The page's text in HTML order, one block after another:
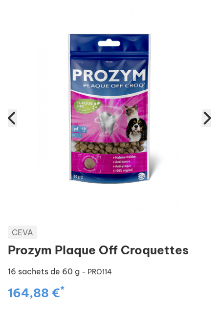
CEVA
Prozym Plaque Off Croquettes
16 sachets de 60 g - PRO114
164,88 €*